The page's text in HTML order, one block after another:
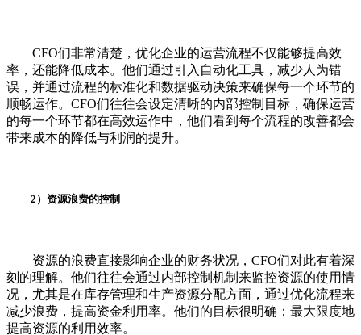
CFO们非常清楚，优化企业的运营流程不仅能够提高效
率，还能降低成本。他们通过引入自动化工具，减少人为错
误，并通过流程的标准化和数据驱动决策来确保每一个环节的
顺畅运作。CFO们往往会设定清晰的内部控制目标，确保运营
的每一个环节都在高效运作中，他们看到每个流程的改善都会
带来成本的降低与利润的提升。
2）资源浪费的控制
资源的浪费直接影响企业的财务状况，CFO们对此有着深
刻的理解。他们往往会通过内部控制机制来监控资源的使用情
况，尤其是在库存管理和生产资源分配方面，通过优化流程来
减少浪费，提高资金利用率。他们的目标很明确：最大限度地
提高资源的利用效率。